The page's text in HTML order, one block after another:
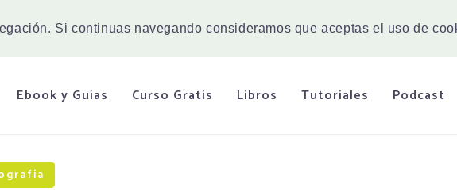
Si continuas navegando consideramos que aceptas el uso de
Ebook y Guías Curso Gratis Libros Tutoriales Podcast